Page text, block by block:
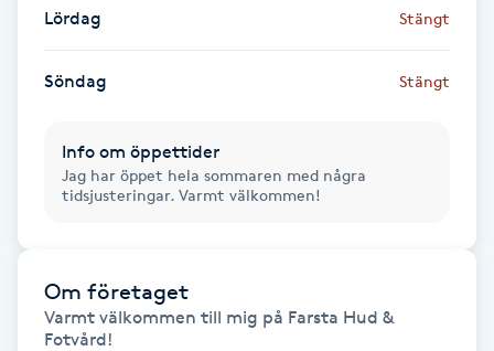
Hypnos
Hårborttagning
Hårbottenbehandling
Hårförlängning
Hälsa
Lördag Stängt
Söndag Stängt
Info om öppettider
Jag har öppet hela sommaren med några
tidsjusteringar. Varmt välkommen!
Om företaget
Varmt välkommen till mig på Farsta Hud &
Fotvård!